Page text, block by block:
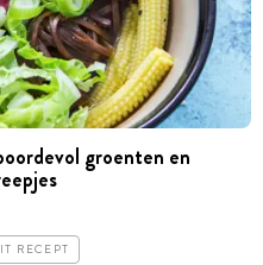
groenten en
RECEPT